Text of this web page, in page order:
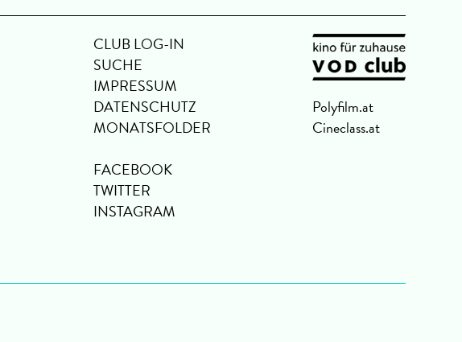
CLUB LOG-IN
SUCHE
IMPRESSUM
DATENSCHUTZ
MONATSFOLDER
FACEBOOK
TWITTER
INSTAGRAM
Polyfilm.at
Cineclass.at